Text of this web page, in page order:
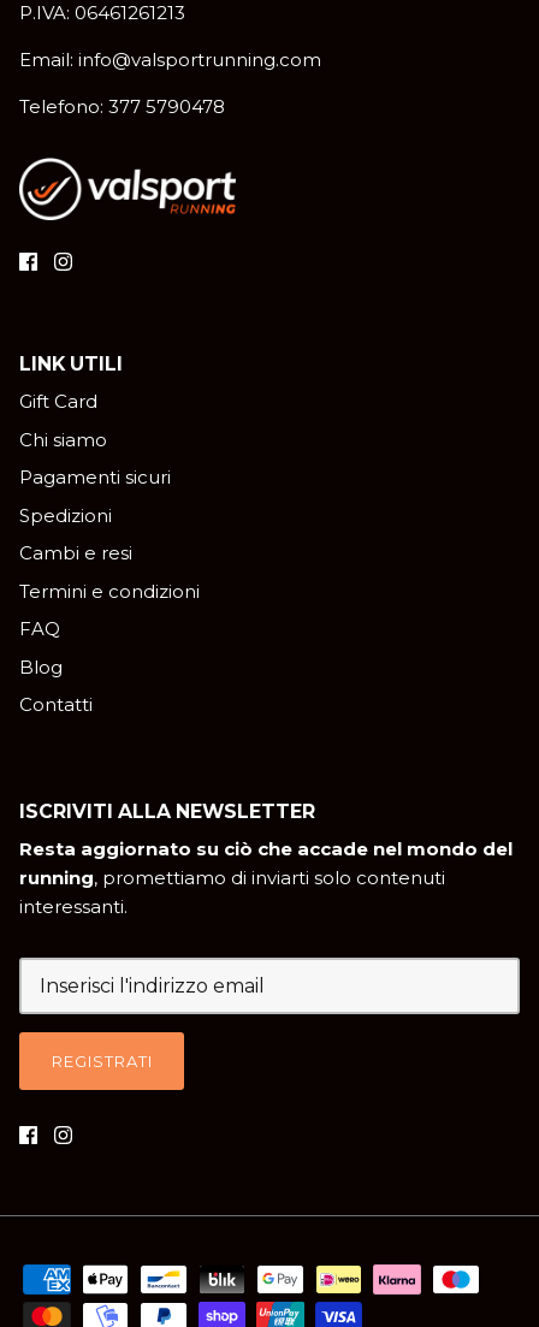
P.IVA: 06461261213
Email: info@valsportrunning.com
Telefono: 377 5790478
LINK UTILI
Gift Card
Chi siamo
Pagamenti sicuri
Spedizioni
Cambi e resi
Termini e condizioni
FAQ
Blog
Contatti
ISCRIVITI ALLA NEWSLETTER
Resta aggiornato su ciò che accade nel mondo del
running, promettiamo di inviarti solo contenuti
interessanti.
REGISTRATI